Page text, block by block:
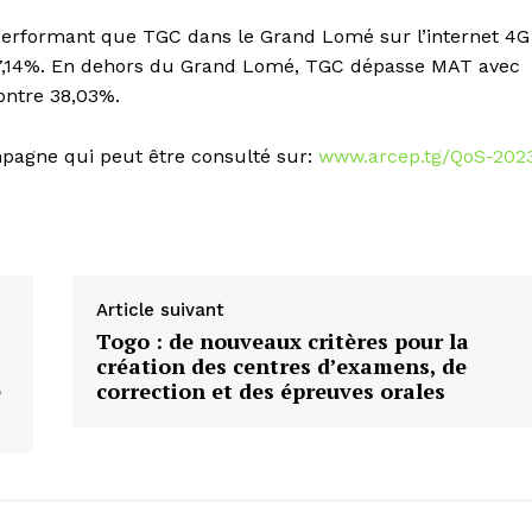
que TGC dans le Grand Lomé sur l’internet 4G
En dehors du Grand Lomé, TGC dépasse MAT avec
38,03%.
qui peut être consulté sur: www.arcep.tg/QoS-
Article suivant
Togo : de nouveaux critères pour la
création des centres d’examens, de
correction et des épreuves orales